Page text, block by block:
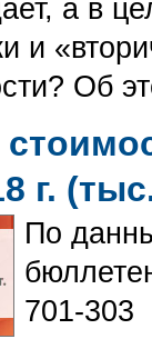
а в
и
Об
г.
По
701-303